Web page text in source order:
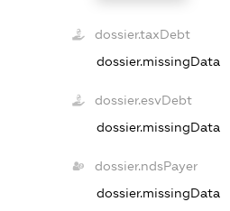
dossier.taxDebt
dossier.missingData
dossier.esvDebt
dossier.missingData
dossier.ndsPayer
dossier.missingData